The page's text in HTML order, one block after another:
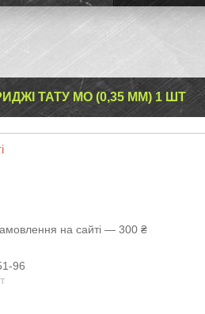
ТАТУ MO (0,35 ММ) 1 ШТ
на сайті — 300 ₴
96